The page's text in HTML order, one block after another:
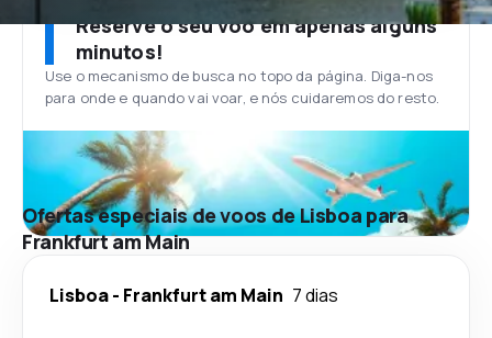
Reserve o seu voo em apenas alguns
minutos!
Use o mecanismo de busca no topo da página. Diga-nos
para onde e quando vai voar, e nós cuidaremos do resto.
Ofertas especiais de voos de Lisboa para
Frankfurt am Main
Lisboa- Frankfurt am Main 7 dias